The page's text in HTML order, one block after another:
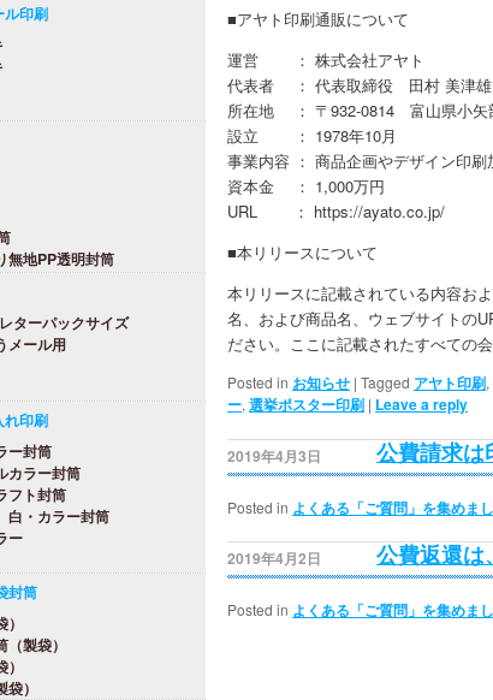
■アヤト印刷通販について
運営 ： 株式会社アヤト
代表者 ： 代表取締役 田村 美津雄
所在地 ： 〒932-0814 富山県小矢
設立 ： 1978年10月
事業内容 ： 商品企画やデザイン印
資本金 ： 1,000万円
URL ： https://ayato.co.jp/
■本リリースについて
本リリースに記載されている内容お​​
名、および商品名、ウェブサイトの
ださい。​​ここに記載されたすべての
Posted in お知らせ | Tagged アヤト印刷,
ー, 選挙ポスター印刷 | Leave a reply
公費請求は
2019年4月3日
Posted in よくある「ご質問」を集めまし
公費返還は
2019年4月2日
Posted in よくある「ご質問」を集めまし
ル印刷
無地PP透明封筒
ターパックサイズ
メール用
印刷
ー封筒
ラー封筒
ト封筒
・カラー封筒
ー
封筒
製袋）
）